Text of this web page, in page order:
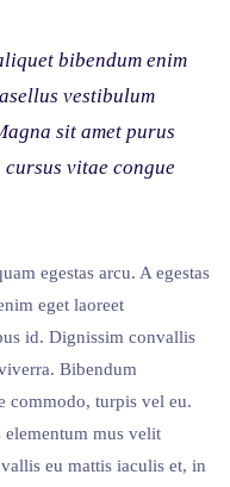
bibendum enim
vestibulum
sit amet purus
vitae congue
egestas arcu. A egestas
eget laoreet
id. Dignissim convallis
Bibendum
commodo, turpis vel eu.
mus velit
eu mattis iaculis et, in